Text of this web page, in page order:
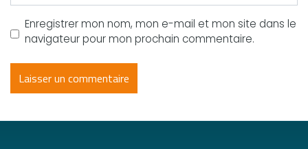
Enregistrer mon nom, mon e-mail et mon site dans le
navigateur pour mon prochain commentaire.